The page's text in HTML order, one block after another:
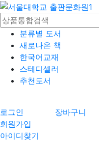
분류별 도서
새로나온 책
한국어교재
스테디셀러
추천도서
로그인 장바구니
회원가입
아이디찾기